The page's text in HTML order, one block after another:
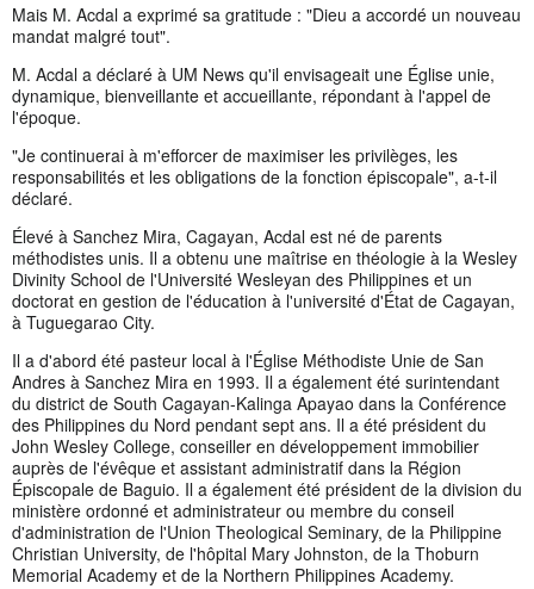
Mais M. Acdal a exprimé sa gratitude : "Dieu a accordé un nouveau
mandat malgré tout".
M. Acdal a déclaré à UM News qu'il envisageait une Église unie,
dynamique, bienveillante et accueillante, répondant à l'appel de
l'époque.
"Je continuerai à m'efforcer de maximiser les privilèges, les
responsabilités et les obligations de la fonction épiscopale", a-t-il
déclaré.
Élevé à Sanchez Mira, Cagayan, Acdal est né de parents
méthodistes unis. Il a obtenu une maîtrise en théologie à la Wesley
Divinity School de l'Université Wesleyan des Philippines et un
doctorat en gestion de l'éducation à l'université d'État de Cagayan,
à Tuguegarao City.
Il a d'abord été pasteur local à l'Église Méthodiste Unie de San
Andres à Sanchez Mira en 1993. Il a également été surintendant
du district de South Cagayan-Kalinga Apayao dans la Conférence
des Philippines du Nord pendant sept ans. Il a été président du
John Wesley College, conseiller en développement immobilier
auprès de l'évêque et assistant administratif dans la Région
Épiscopale de Baguio. Il a également été président de la division du
ministère ordonné et administrateur ou membre du conseil
d'administration de l'Union Theological Seminary, de la Philippine
Christian University, de l'hôpital Mary Johnston, de la Thoburn
Memorial Academy et de la Northern Philippines Academy.